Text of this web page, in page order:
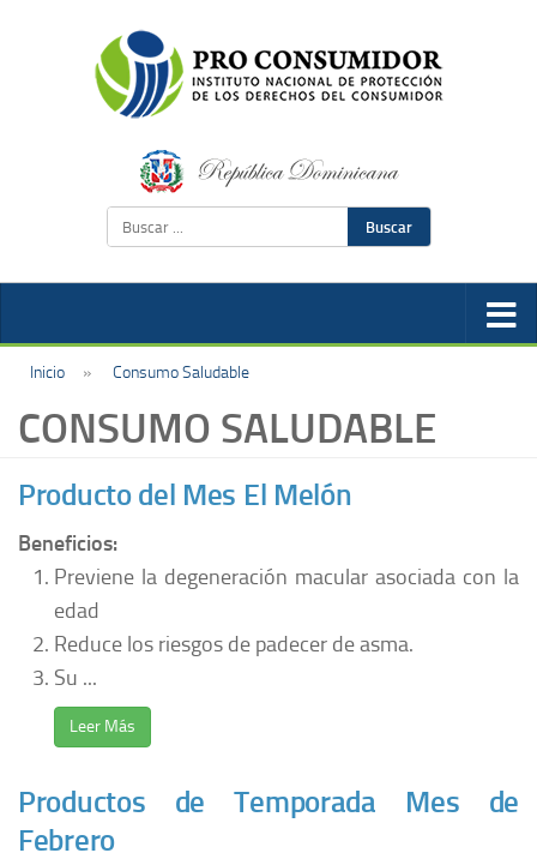
Buscar
Inicio » Consumo Saludable
CONSUMO SALUDABLE
Producto del Mes El Melón
Beneficios:
Previene la degeneración macular asociada con la
edad
Reduce los riesgos de padecer de asma.
Su ...
Leer Más
Productos de Temporada Mes de
Febrero